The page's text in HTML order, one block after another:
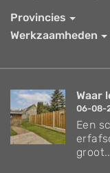
Provincies
Werkzaamheden
Waar
06-08-
Een